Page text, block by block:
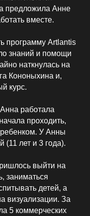
предложила Анне
вместе.
программу Artlantis
знаний и помощи
наткнулась на
Кононыхина и,
курс.
работала
проходить,
ребенком. У Анны
(11 лет и 3 года).
выйти на
заниматься
детей, а
визуализации. За
5 коммерческих